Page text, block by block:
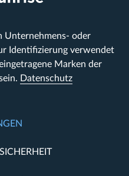
Unternehmens- oder
Identifizierung verwendet
Marken der
Datenschutz